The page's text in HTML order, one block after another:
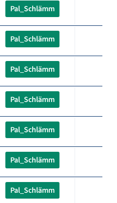
Pal_Schlämm
Pal_Schlämm
Pal_Schlämm
Pal_Schlämm
Pal_Schlämm
Pal_Schlämm
Pal_Schlämm